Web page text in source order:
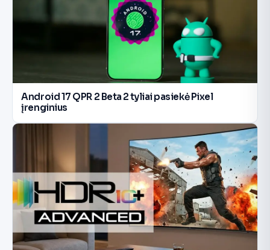
Android 17 QPR 2 Beta 2 tyliai pasiekė Pixel
įrenginius